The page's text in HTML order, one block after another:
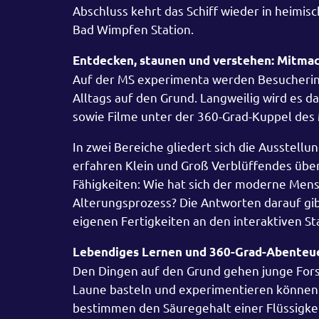
Abschluss kehrt das Schiff wieder in
Bad Wimpfen Station.
Entdecken, staunen und verstehen:
Auf der MS experimenta werden
Alltags auf den Grund. Langweilig wird es
sowie Filme unter der 360-Grad-Kuppel
In zwei Bereiche gliedert sich die
erfahren Klein und Groß Verblüffendes
Fähigkeiten: Wie hat sich der moderne
Alterungsprozess? Die Antworten darauf
eigenen Fertigkeiten an den interaktiven
Lebendiges Lernen und 360-Grad-
Den Dingen auf den Grund gehen junge
Laune basteln und experimentieren
bestimmen den Säuregehalt einer